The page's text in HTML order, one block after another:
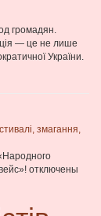
громадян.
— це не лише
України.
змагання,
отключены